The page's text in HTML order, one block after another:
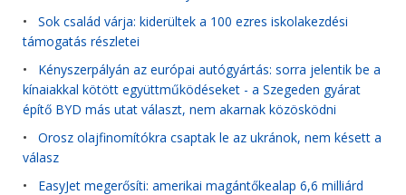
• Sok család várja: kiderültek a 100 ezres iskolakezdési
támogatás részletei
• Kényszerpályán az európai autógyártás: sorra jelentik be a
kínaiakkal kötött együttműködéseket - a Szegeden gyárat
építő BYD más utat választ, nem akarnak közösködni
• Orosz olajfinomítókra csaptak le az ukránok, nem késett a
válasz
• EasyJet megerősíti: amerikai magántőkealap 6,6 milliárd